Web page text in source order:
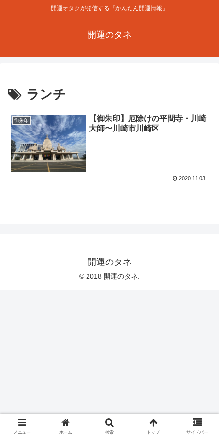
開運オタクが発信する『かんたん開運情報』
開運のタネ
ランチ
御朱印
【御朱印】厄除けの平間寺・川崎
大師〜川崎市川崎区
2020.11.03
開運のタネ
© 2018 開運のタネ.
メニュー ホーム 検索 トップ サイドバー